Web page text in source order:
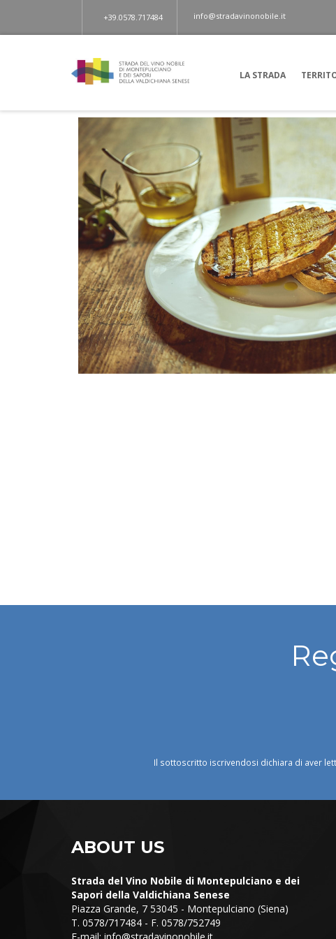
+39.0578.717484 info@stradavinonobile.it
LA STRADA
Il sottoscritto iscrivendosi dichiara di aver
ABOUT US
Strada del Vino Nobile di Montepulciano e dei
Sapori della Valdichiana Senese
Piazza Grande, 7 53045 - Montepulciano (Siena)
T. 0578/717484 - F. 0578/752749